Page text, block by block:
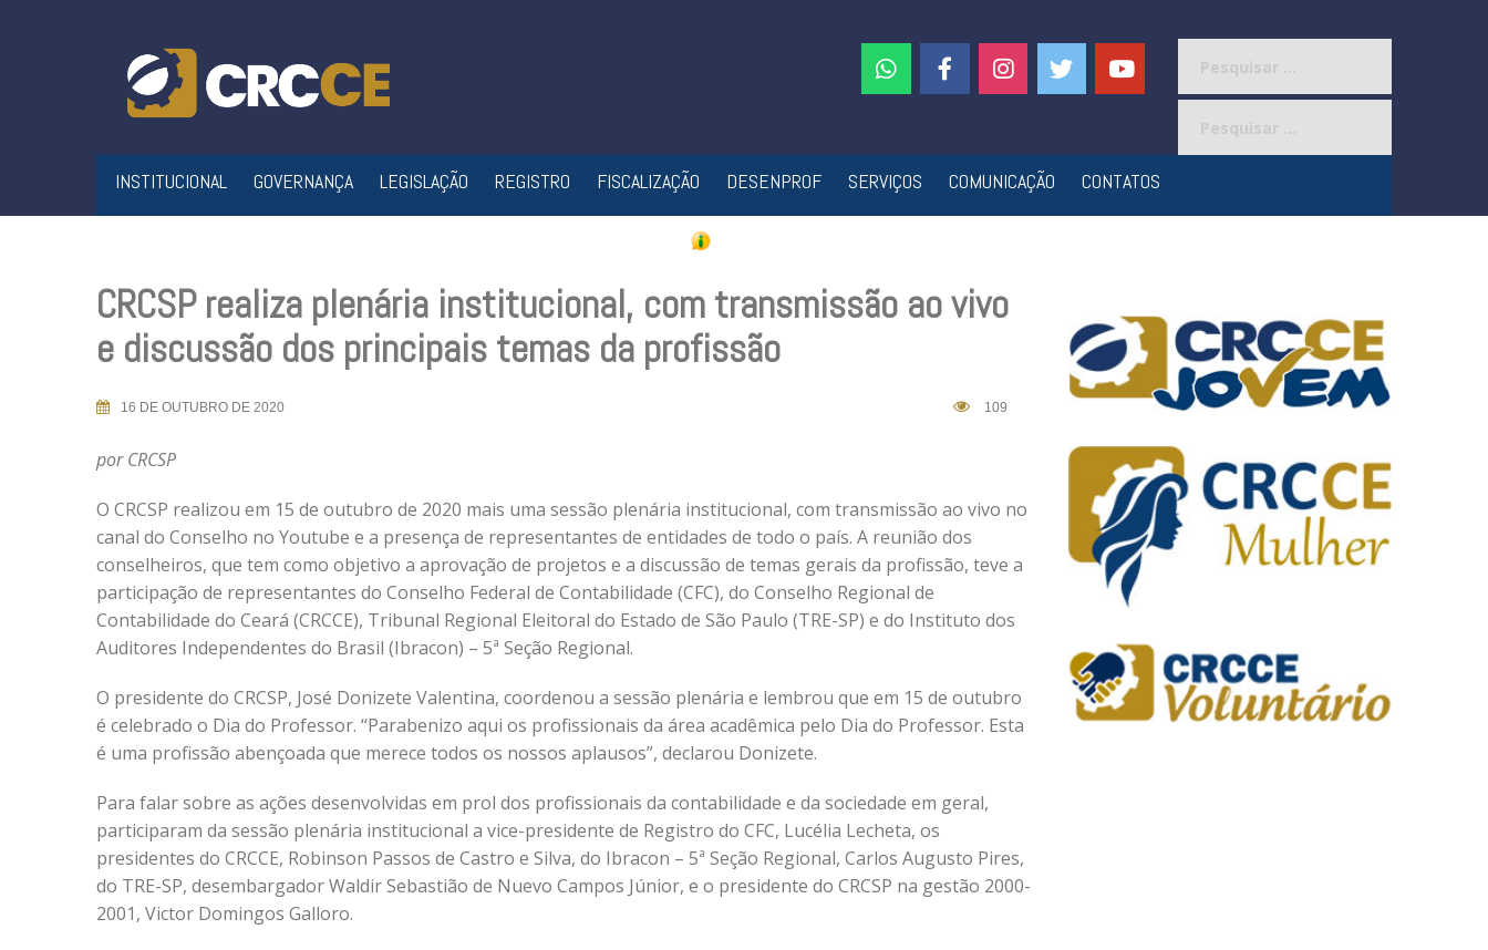
INSTITUCIONAL GOVERNANÇA LEGISLAÇÃO REGISTRO FISCALIZAÇÃO DESENPROF SERVIÇOS COMUNICAÇÃO CONTATOS
CRCSP realiza plenária institucional, com transmissão ao vivo
e discussão dos principais temas da profissão
16 DE OUTUBRO DE 2020 109
por CRCSP
O CRCSP realizou em 15 de outubro de 2020 mais uma sessão plenária institucional, com transmissão ao vivo no
canal do Conselho no Youtube e a presença de representantes de entidades de todo o país. A reunião dos
conselheiros, que tem como objetivo a aprovação de projetos e a discussão de temas gerais da profissão, teve a
participação de representantes do Conselho Federal de Contabilidade (CFC), do Conselho Regional de
Contabilidade do Ceará (CRCCE), Tribunal Regional Eleitoral do Estado de São Paulo (TRE-SP) e do Instituto dos
Auditores Independentes do Brasil (Ibracon) – 5ª Seção Regional.
O presidente do CRCSP, José Donizete Valentina, coordenou a sessão plenária e lembrou que em 15 de outubro
é celebrado o Dia do Professor. “Parabenizo aqui os profissionais da área acadêmica pelo Dia do Professor. Esta
é uma profissão abençoada que merece todos os nossos aplausos”, declarou Donizete.
Para falar sobre as ações desenvolvidas em prol dos profissionais da contabilidade e da sociedade em geral,
participaram da sessão plenária institucional a vice-presidente de Registro do CFC, Lucélia Lecheta, os
presidentes do CRCCE, Robinson Passos de Castro e Silva, do Ibracon – 5ª Seção Regional, Carlos Augusto Pires,
do TRE-SP, desembargador Waldir Sebastião de Nuevo Campos Júnior, e o presidente do CRCSP na gestão 2000-
2001, Victor Domingos Galloro.